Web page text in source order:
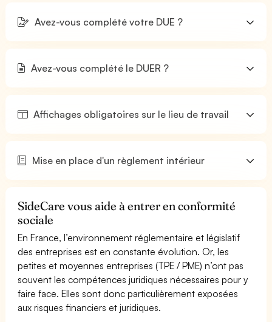
Avez-vous complété votre DUE ?
Avez-vous complété le DUER ?
Affichages obligatoires sur le lieu de travail
Mise en place d'un règlement intérieur
SideCare vous aide à entrer en conformité
sociale
En France, l’environnement réglementaire et législatif
des entreprises est en constante évolution. Or, les
petites et moyennes entreprises (TPE / PME) n’ont pas
souvent les compétences juridiques nécessaires pour y
faire face. Elles sont donc particulièrement exposées
aux risques financiers et juridiques.